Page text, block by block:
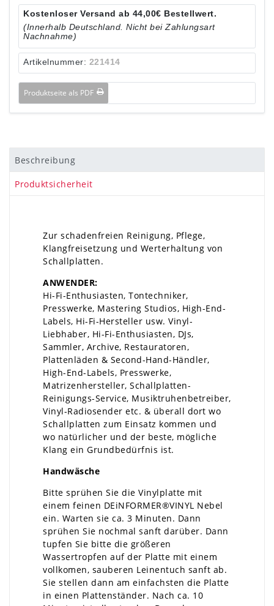
Kostenloser Versand ab 44,00€ Bestellwert.
(Innerhalb Deutschland. Nicht bei Zahlungsart
Nachnahme)
Artikelnummer: 221414
Produktseite als PDF
Beschreibung
Produktsicherheit
Zur schadenfreien Reinigung, Pflege,
Klangfreisetzung und Werterhaltung von
Schallplatten.
ANWENDER:
Hi-Fi-Enthusiasten, Tontechniker,
Presswerke, Mastering Studios, High-End-
Labels, Hi-Fi-Hersteller usw. Vinyl-
Liebhaber, Hi-Fi-Enthusiasten, DJs,
Sammler, Archive, Restauratoren,
Plattenläden & Second-Hand-Händler,
High-End-Labels, Presswerke,
Matrizenhersteller, Schallplatten-
Reinigungs-Service, Musiktruhenbetreiber,
Vinyl-Radiosender etc. & überall dort wo
Schallplatten zum Einsatz kommen und
wo natürlicher und der beste, mögliche
Klang ein Grundbedürfnis ist.
Handwäsche
Bitte sprühen Sie die Vinylplatte mit
einem feinen DEiNFORMER®VINYL Nebel
ein. Warten sie ca. 3 Minuten. Dann
sprühen Sie nochmal sanft darüber. Dann
tupfen Sie bitte die größeren
Wassertropfen auf der Platte mit einem
vollkomen, sauberen Leinentuch sanft ab.
Sie stellen dann am einfachsten die Platte
in einen Plattenständer. Nach ca. 10